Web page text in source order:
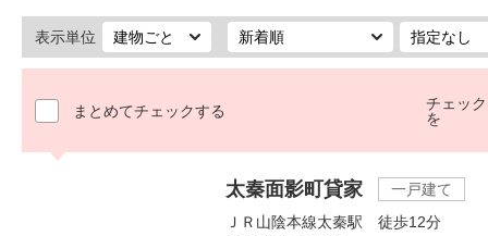
表示単位
まとめてチェックする
チェッ
を
太秦面影町貸家
一戸建て
ＪＲ山陰本線太秦駅 徒歩12分